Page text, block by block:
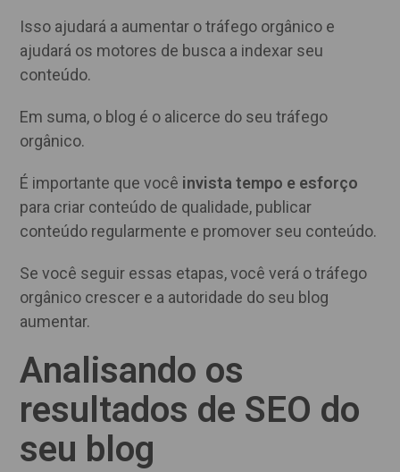
Isso ajudará a aumentar o tráfego orgânico e
ajudará os motores de busca a indexar seu
conteúdo.
Em suma, o blog é o alicerce do seu tráfego
orgânico.
É importante que você invista tempo e esforço
para criar conteúdo de qualidade, publicar
conteúdo regularmente e promover seu conteúdo.
Se você seguir essas etapas, você verá o tráfego
orgânico crescer e a autoridade do seu blog
aumentar.
Analisando os
resultados de SEO do
seu blog